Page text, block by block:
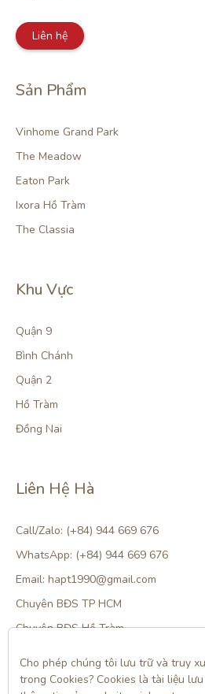
Liên hệ
Sản Phẩm
Vinhome Grand Park
The Meadow
Eaton Park
Ixora Hồ Tràm
The Classia
Khu Vực
Quận 9
Bình Chánh
Quận 2
Hồ Tràm
Đồng Nai
Liên Hệ Hà
Call/Zalo: (+84) 944 669 676
WhatsApp: (+84) 944 669 676
Email: hapt1990@gmail.com
Chuyên BĐS TP HCM
Chuyên BĐS Hồ Tràm
Cho phép chúng tôi lưu trữ và truy
trong Cookies? Cookies là tài liệu